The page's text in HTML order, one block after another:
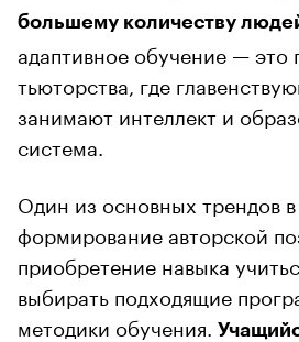
большему количеству
адаптивное обучение — это
тьюторства, где
занимают интеллект и
система.
Один из основных трендов
формирование авторской
приобретение навыка
выбирать подходящие
методики обучения.